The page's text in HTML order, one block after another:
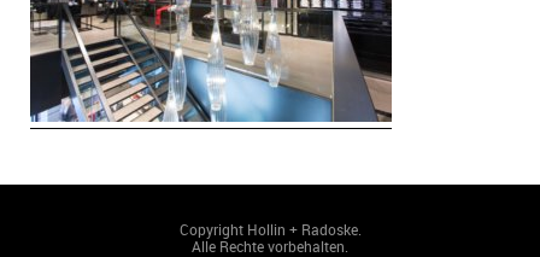
Copyright Hollin + Radoske.
Alle Rechte vorbehalten.